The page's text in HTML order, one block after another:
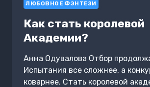
ЛЮБОВНОЕ ФЭНТЕЗИ
Как стать королевой
Академии?
Анна Одувалова Отбор
Испытания все сложнее, а
коварнее. Стать королевой